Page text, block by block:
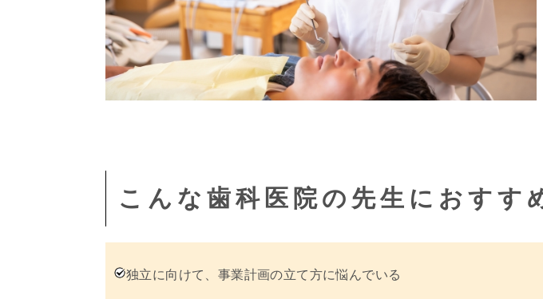
こんな歯科医院の先生におすす
独立に向けて、事業計画の立て方に悩んでいる